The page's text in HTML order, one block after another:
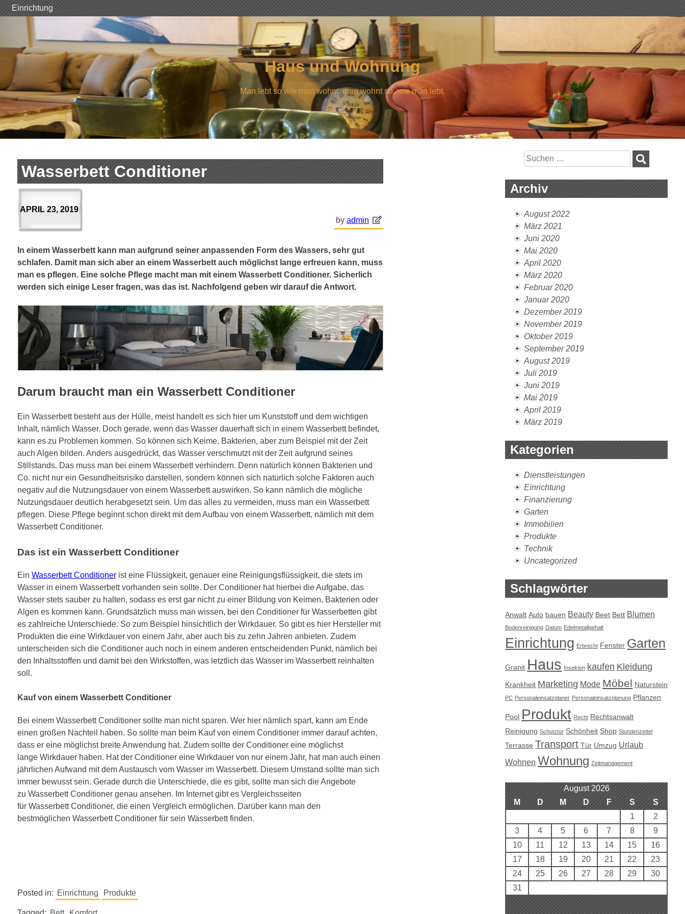
Skip
to
Einrichtung
Haus und Wohnung
Man lebt so wie man wohnt, man wohnt so, wie man lebt.
Wasserbett Conditioner
APRIL 23, 2019
by admin
In einem Wasserbett kann man aufgrund seiner anpassenden Form des Wassers, sehr gut
schlafen. Damit man sich aber an einem Wasserbett auch möglichst lange erfreuen kann, muss
man es pflegen. Eine solche Pflege macht man mit einem Wasserbett Conditioner. Sicherlich
werden sich einige Leser fragen, was das ist. Nachfolgend geben wir darauf die Antwort.
Darum braucht man ein Wasserbett Conditioner
Ein Wasserbett besteht aus der Hülle, meist handelt es sich hier um Kunststoff und dem wichtigen
Inhalt, nämlich Wasser. Doch gerade, wenn das Wasser dauerhaft sich in einem Wasserbett befindet,
kann es zu Problemen kommen. So können sich Keime, Bakterien, aber zum Beispiel mit der Zeit
auch Algen bilden. Anders ausgedrückt, das Wasser verschmutzt mit der Zeit aufgrund seines
Stillstands. Das muss man bei einem Wasserbett verhindern. Denn natürlich können Bakterien und
Co. nicht nur ein Gesundheitsrisiko darstellen, sondern können sich natürlich solche Faktoren auch
negativ auf die Nutzungsdauer von einem Wasserbett auswirken. So kann nämlich die mögliche
Nutzungsdauer deutlich herabgesetzt sein. Um das alles zu vermeiden, muss man ein Wasserbett
pflegen. Diese Pflege beginnt schon direkt mit dem Aufbau von einem Wasserbett, nämlich mit dem
Wasserbett Conditioner.
Das ist ein Wasserbett Conditioner
Ein Wasserbett Conditionerist eine Flüssigkeit, genauer eine Reinigungsflüssigkeit, die stets im
Wasser in einem Wasserbett vorhanden sein sollte. Der Conditioner hat hierbei die Aufgabe, das
Wasser stets sauber zu halten, sodass es erst gar nicht zu einer Bildung von Keimen, Bakterien oder
Algen es kommen kann. Grundsätzlich muss man wissen, bei den Conditioner für Wasserbetten gibt
es zahlreiche Unterschiede. So zum Beispiel hinsichtlich der Wirkdauer. So gibt es hier Hersteller mit
Produkten die eine Wirkdauer von einem Jahr, aber auch bis zu zehn Jahren anbieten. Zudem
unterscheiden sich die Conditioner auch noch in einem anderen entscheidenden Punkt, nämlich bei
den Inhaltsstoffen und damit bei den Wirkstoffen, was letztlich das Wasser im Wasserbett reinhalten
soll.
Kauf von einem Wasserbett Conditioner
Bei einem Wasserbett Conditioner sollte man nicht sparen. Wer hier nämlich spart, kann am Ende
einen großen Nachteil haben. So sollte man beim Kauf von einem Conditioner immer darauf achten,
dass er eine möglichst breite Anwendung hat. Zudem sollte der Conditioner eine möglichst
lange Wirkdauer haben. Hat der Conditioner eine Wirkdauer von nur einem Jahr, hat man auch einen
jährlichen Aufwand mit dem Austausch vom Wasser im Wasserbett. Diesem Umstand sollte man sich
immer bewusst sein. Gerade durch die Unterschiede, die es gibt, sollte man sich die Angebote
zu Wasserbett Conditioner genau ansehen. Im Internet gibt es Vergleichsseiten
für Wasserbett Conditioner, die einen Vergleich ermöglichen. Darüber kann man den
bestmöglichen Wasserbett Conditioner für sein Wasserbett finden.
Posted in: Einrichtung Produkte
Suchen
nach:
Archiv
August 2022
März 2021
Juni 2020
Mai 2020
April 2020
März 2020
Februar 2020
Januar 2020
Dezember 2019
November 2019
Oktober 2019
September 2019
August 2019
Juli 2019
Juni 2019
Mai 2019
April 2019
März 2019
Kategorien
Dienstleistungen
Einrichtung
Finanzierung
Garten
Immobilien
Produkte
Technik
Uncategorized
Schlagwörter
Anwalt Auto bauen Beauty Beet Bett Blumen
Bodenreinigung Datum Edelmetallgehalt
Einrichtung Erbrecht Fenster Garten
Granit Haus Insekten kaufen Kleidung
Krankheit Marketing Mode Möbel Naturstein
PC Personaleinsatzplaner Personaleinsatzplanung Pflanzen
Pool Produkt Recht Rechtsanwalt
Reinigung Schutztür Schönheit Shop Stundenzettel
Terrasse Transport Tür Umzug Urlaub
Wohnen Wohnung Zeitmanagement
August 2026
M
D M D F S
S
1
2
3
4 5 6 7 8
9
10
11 12 13 14 15
16
17
18 19 20 21 22
23
24
25 26 27 28 29
30
31